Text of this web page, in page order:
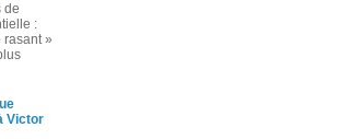
de
:
rasant »
Victor